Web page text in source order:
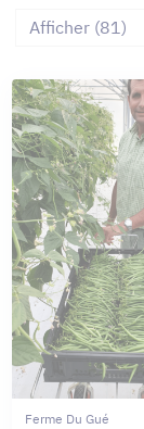
Afficher (81)
Ferme Du Gué